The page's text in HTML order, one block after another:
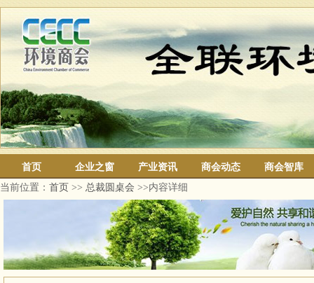
首页 企业之窗 产业资讯 商会动态
商会智库
当前位置： 首页 >> 总裁圆桌会 >>内容详细